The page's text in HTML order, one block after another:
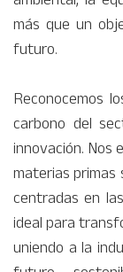
más que un
futuro.
Reconocemos
carbono del
innovación. Nos
materias primas
centradas en
ideal para
uniendo a la